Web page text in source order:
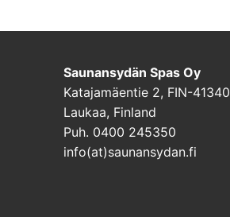
Saunansydän Spas Oy
Katajamäentie 2, FIN-41340
Laukaa, Finland
Puh. 0400 245350
info(at)saunansydan.fi